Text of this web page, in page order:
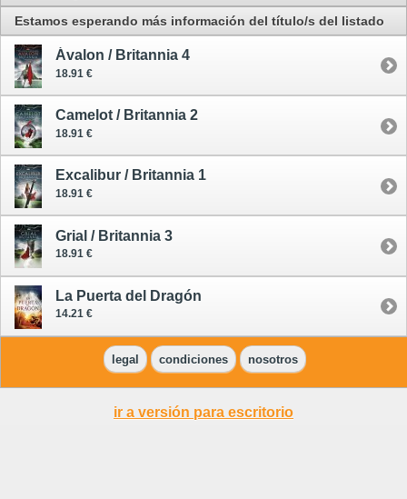
Estamos esperando más información del título/s del listado
Ávalon / Britannia 4
18.91 €
Camelot / Britannia 2
18.91 €
Excalibur / Britannia 1
18.91 €
Grial / Britannia 3
18.91 €
La Puerta del Dragón
14.21 €
legal condiciones nosotros
ir a versión para escritorio